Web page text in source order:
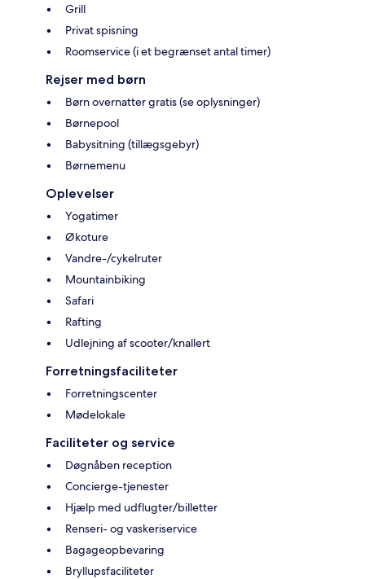
Grill
Privat spisning
Roomservice (i et begrænset antal timer)
Rejser med børn
Børn overnatter gratis (se oplysninger)
Børnepool
Babysitning (tillægsgebyr)
Børnemenu
Oplevelser
Yogatimer
Økoture
Vandre-/cykelruter
Mountainbiking
Safari
Rafting
Udlejning af scooter/knallert
Forretningsfaciliteter
Forretningscenter
Mødelokale
Faciliteter og service
Døgnåben reception
Concierge-tjenester
Hjælp med udflugter/billetter
Renseri- og vaskeriservice
Bagageopbevaring
Bryllupsfaciliteter